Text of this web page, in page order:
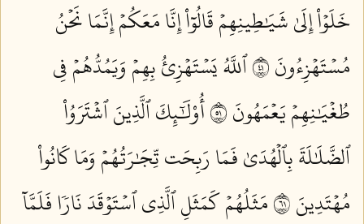
خَلَوۡاْ إِلَىٰ شَيَٰطِينِهِمۡ قَالُوٓاْ إِنَّا مَعَكُمۡ إِنَّمَا نَحۡنُ
مُسۡتَهۡزِءُونَ ١٤
ٱللَّهُ يَسۡتَهۡزِئُ بِهِمۡ وَيَمُدُّهُمۡ فِي
طُغۡيَٰنِهِمۡ يَعۡمَهُونَ ١٥
أُوْلَٰٓئِكَ ٱلَّذِينَ ٱشۡتَرَوُاْ
ٱلضَّلَٰلَةَ بِٱلۡهُدَىٰ فَمَا رَبِحَت تِّجَٰرَتُهُمۡ وَمَا كَانُواْ
مُهۡتَدِينَ ١٦
مَثَلُهُمۡ كَمَثَلِ ٱلَّذِي ٱسۡتَوۡقَدَ نَارٗا فَلَمَّآ